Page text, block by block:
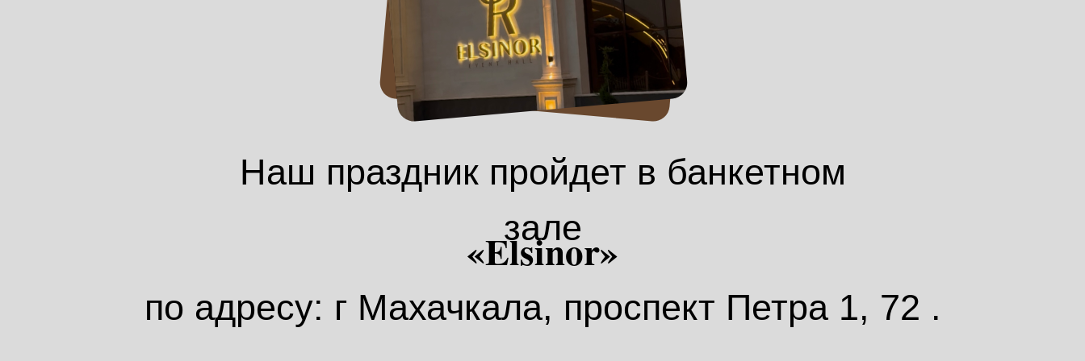
по адресу: г Махачкала, проспект Петра 1, 72 .
Наш праздник пройдет в банкетном
зале
«Elsinor»